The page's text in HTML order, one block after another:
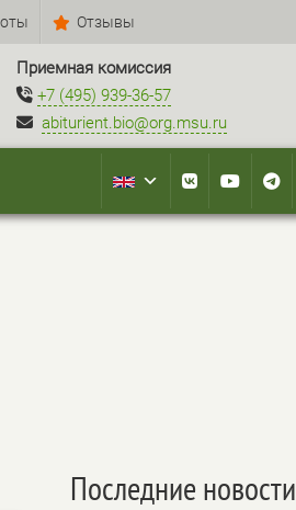
Отзывы
Приемная комиссия
+7 (495) 939-36-57
abiturient.bio@org.msu.ru
Последние новости